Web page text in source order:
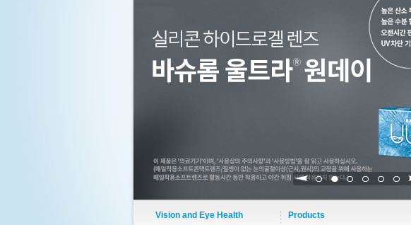
1 2 3 4 5 6
Vision and Eye Health
Products